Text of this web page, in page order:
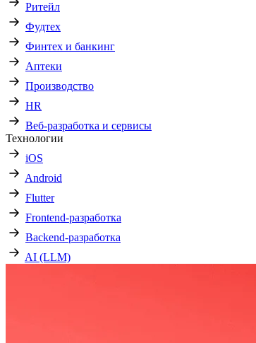
Ритейл
Фудтех
Финтех и банкинг
Аптеки
Производство
HR
Веб-разработка и сервисы
Технологии
iOS
Android
Flutter
Frontend-разработка
Backend-разработка
AI (LLM)